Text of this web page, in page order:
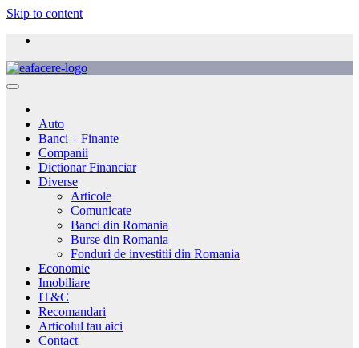
Skip to content
Auto
Banci – Finante
Companii
Dictionar Financiar
Diverse
Articole
Comunicate
Banci din Romania
Burse din Romania
Fonduri de investitii din Romania
Economie
Imobiliare
IT&C
Recomandari
Articolul tau aici
Contact